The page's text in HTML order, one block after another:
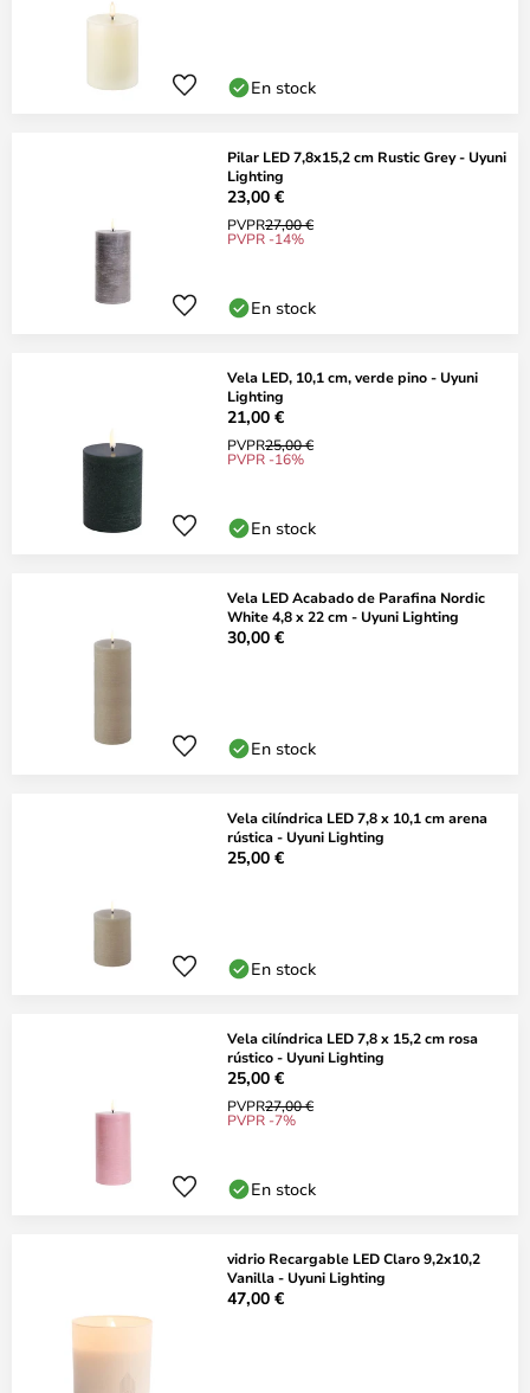
En stock
Pilar LED 7,8x15,2 cm Rustic Grey - Uyuni
Lighting
23,00 €
PVPR27,00 €
PVPR -14%
En stock
Vela LED, 10,1 cm, verde pino - Uyuni
Lighting
21,00 €
PVPR25,00 €
PVPR -16%
En stock
Vela LED Acabado de Parafina Nordic
White 4,8 x 22 cm - Uyuni Lighting
30,00 €
En stock
Vela cilíndrica LED 7,8 x 10,1 cm arena
rústica - Uyuni Lighting
25,00 €
En stock
Vela cilíndrica LED 7,8 x 15,2 cm rosa
rústico - Uyuni Lighting
25,00 €
PVPR27,00 €
PVPR -7%
En stock
vidrio Recargable LED Claro 9,2x10,2
Vanilla - Uyuni Lighting
47,00 €